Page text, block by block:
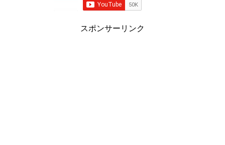
スポンサーリンク